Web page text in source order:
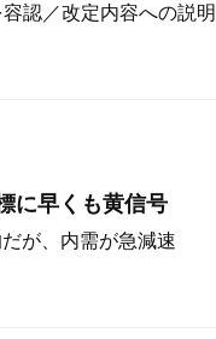
認／改定内容への説
に早くも黄信号
が、内需が急減速